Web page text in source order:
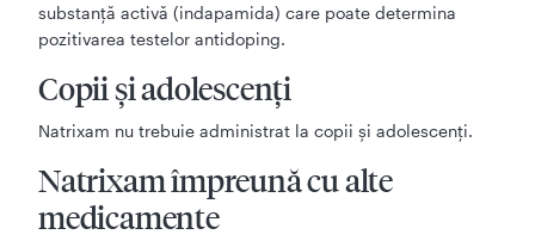
substanţă activă (indapamida) care poate determina
pozitivarea testelor antidoping.
Copii şi adolescenţi
Natrixam nu trebuie administrat la copii şi adolescenţi.
Natrixam împreună cu alte
medicamente